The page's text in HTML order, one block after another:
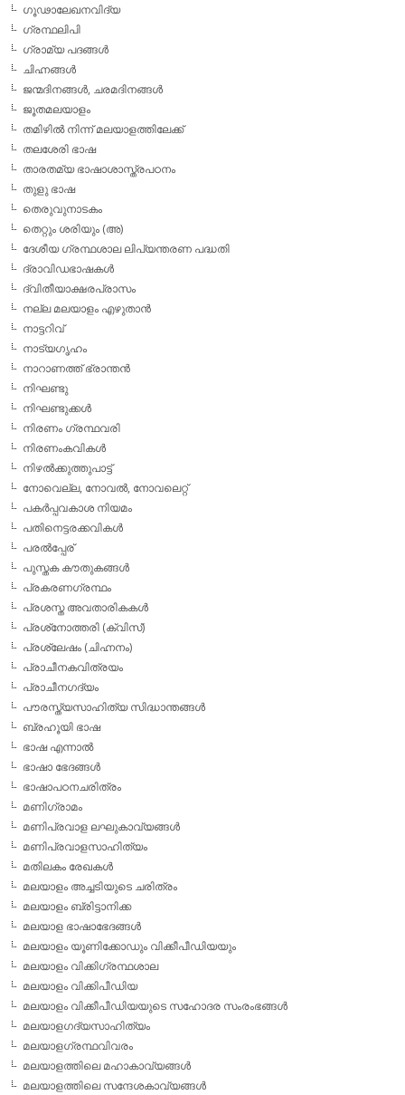
ഗൂഢാലേഖനവിദ്യ
ഗ്രന്ഥലിപി
ഗ്രാമ്യ പദങ്ങള്‍
ചിഹ്നങ്ങള്‍
ജന്മദിനങ്ങള്‍, ചരമദിനങ്ങള്‍
ജൂതമലയാളം
തമിഴില്‍ നിന്ന് മലയാളത്തിലേക്ക്
തലശേരി ഭാഷ
താരതമ്യ ഭാഷാശാസ്ത്രപഠനം
തുളു ഭാഷ
തെരുവുനാടകം
തെറ്റും ശരിയും (അ)
ദേശീയ ഗ്രന്ഥശാല ലിപ്യന്തരണ പദ്ധതി
ദ്രാവിഡഭാഷകള്‍
ദ്വിതീയാക്ഷരപ്രാസം
നല്ല മലയാളം എഴുതാന്‍
നാട്ടറിവ്
നാട്യഗൃഹം
നാറാണത്ത് ഭ്രാന്തന്‍
നിഘണ്ടു
നിഘണ്ടുക്കള്‍
നിരണം ഗ്രന്ഥവരി
നിരണംകവികള്‍
നിഴല്‍ക്കുത്തുപാട്ട്
നോവെല്ല, നോവല്‍, നോവലെറ്റ്
പകര്‍പ്പവകാശ നിയമം
പതിനെട്ടരക്കവികള്‍
പരല്‍പ്പേര്
പുസ്തക കൗതുകങ്ങള്‍
പ്രകരണഗ്രന്ഥം
പ്രശസ്ത അവതാരികകള്‍
പ്രശ്‌നോത്തരി (ക്വിസ്)
പ്രശ്ലേഷം (ചിഹ്നനം)
പ്രാചീനകവിത്രയം
പ്രാചീനഗദ്യം
പൗരസ്ത്യസാഹിത്യ സിദ്ധാന്തങ്ങള്‍
ബ്രഹൂയി ഭാഷ
ഭാഷ എന്നാല്‍
ഭാഷാ ഭേദങ്ങള്‍
ഭാഷാപഠനചരിത്രം
മണിഗ്രാമം
മണിപ്രവാള ലഘുകാവ്യങ്ങള്‍
മണിപ്രവാളസാഹിത്യം
മതിലകം രേഖകള്‍
മലയാളം അച്ചടിയുടെ ചരിത്രം
മലയാളം ബ്രിട്ടാനിക്ക
മലയാള ഭാഷാഭേദങ്ങള്‍
മലയാളം യൂണിക്കോഡും വിക്കീപീഡിയയും
മലയാളം വിക്കിഗ്രന്ഥശാല
മലയാളം വിക്കിപീഡിയ
മലയാളം വിക്കീപീഡിയയുടെ സഹോദര സംരംഭങ്ങള്‍
മലയാളഗദ്യസാഹിത്യം
മലയാളഗ്രന്ഥവിവരം
മലയാളത്തിലെ മഹാകാവ്യങ്ങള്‍
മലയാളത്തിലെ സന്ദേശകാവ്യങ്ങള്‍